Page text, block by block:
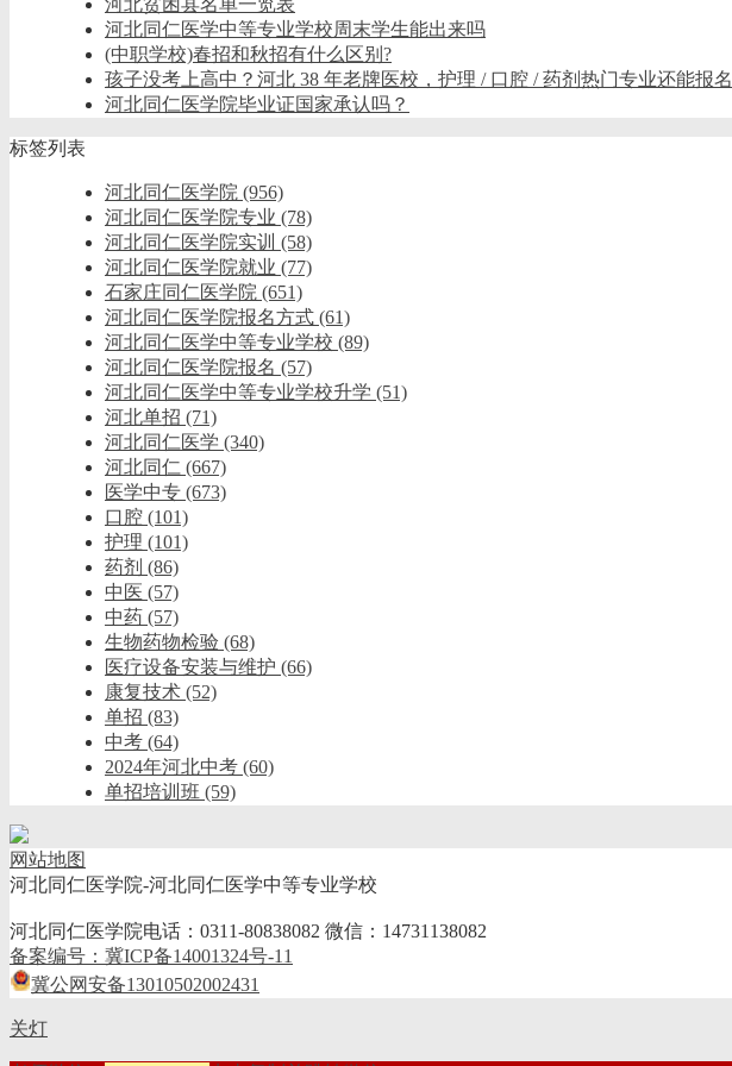
河北同仁医学中等专业学校周末学生能出来吗
(中职学校)春招和秋招有什么区别?
孩子没考上高中？河北 38 年老牌医校，护理 / 口腔 / 药剂热门专业还能报名
河北同仁医学院毕业证国家承认吗？
标签列表
河北同仁医学院 (956)
河北同仁医学院专业 (78)
河北同仁医学院实训 (58)
河北同仁医学院就业 (77)
石家庄同仁医学院 (651)
河北同仁医学院报名方式 (61)
河北同仁医学中等专业学校 (89)
河北同仁医学院报名 (57)
河北同仁医学中等专业学校升学 (51)
河北单招 (71)
河北同仁医学 (340)
河北同仁 (667)
医学中专 (673)
口腔 (101)
护理 (101)
药剂 (86)
中医 (57)
中药 (57)
生物药物检验 (68)
医疗设备安装与维护 (66)
康复技术 (52)
单招 (83)
中考 (64)
2024年河北中考 (60)
单招培训班 (59)
网站地图
河北同仁医学院-河北同仁医学中等专业学校
河北同仁医学院电话：0311-80838082 微信：14731138082
备案编号：冀ICP备14001324号-11
冀公网安备13010502002431
关灯